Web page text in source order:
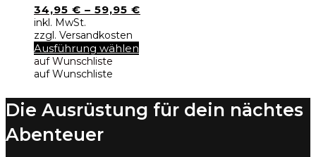
auf
Produktseite
gewählt
34,95 € – 59,95 €
inkl. MwSt.
zzgl. Versandkosten
Ausführung wählen
Varianten
auf.
Die
auf Wunschliste
auf Wunschliste
Die Ausrüstung für dein nächtes
Abenteuer